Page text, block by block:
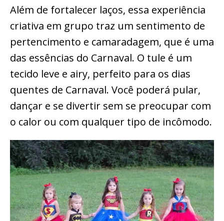
Além de fortalecer laços, essa experiência
criativa em grupo traz um sentimento de
pertencimento e camaradagem, que é uma
das essências do Carnaval. O tule é um
tecido leve e airy, perfeito para os dias
quentes de Carnaval. Você poderá pular,
dançar e se divertir sem se preocupar com
o calor ou com qualquer tipo de incômodo.